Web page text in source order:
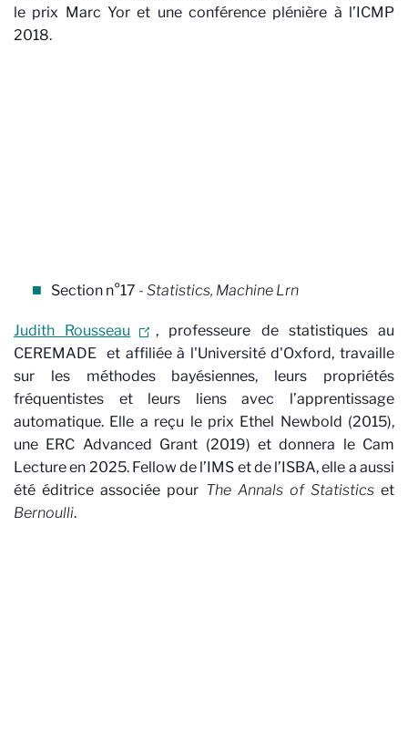
le prix Marc Yor et une conférence plénière à l’ICMP
2018.
Section n°17 - Statistics, Machine Lrn
Judith Rousseau
, professeure de statistiques au
CEREMADE et affiliée à l'Université d'Oxford, travaille
sur les méthodes bayésiennes, leurs propriétés
fréquentistes et leurs liens avec l’apprentissage
automatique. Elle a reçu le prix Ethel Newbold (2015),
une ERC Advanced Grant (2019) et donnera le Cam
Lecture en 2025. Fellow de l’IMS et de l’ISBA, elle a aussi
été éditrice associée pour The Annals of Statistics et
Bernoulli.